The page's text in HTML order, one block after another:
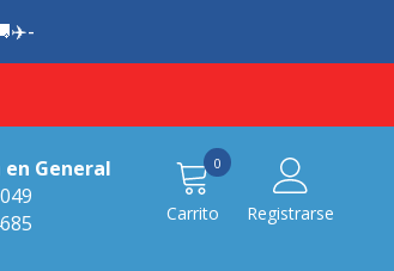
General
Carrito
00
Registrarse